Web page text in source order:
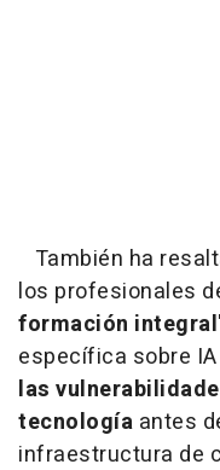
También ha
los profesionales
formación integral
específica sobre
las
tecnología antes
infraestructura de